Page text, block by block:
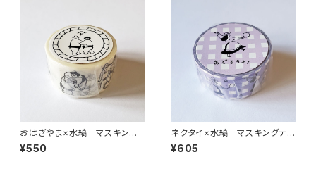
おはぎやま×水縞 マスキング
テープ 決まり手 お相撲さん
¥550
ネクタイ×水縞 マスキングテー
プ おどろうよ！ パープル
¥605